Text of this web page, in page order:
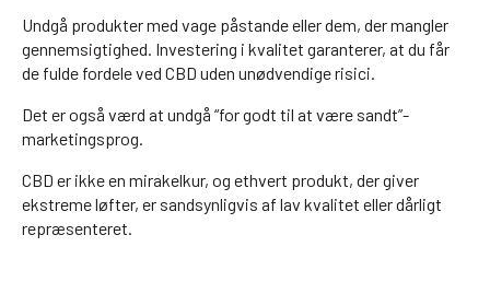
Undgå produkter med vage påstande eller dem, der mangler
gennemsigtighed. Investering i kvalitet garanterer, at du får
de fulde fordele ved CBD uden unødvendige risici.
Det er også værd at undgå “for godt til at være sandt”-
marketingsprog.
CBD er ikke en mirakelkur, og ethvert produkt, der giver
ekstreme løfter, er sandsynligvis af lav kvalitet eller dårligt
repræsenteret.